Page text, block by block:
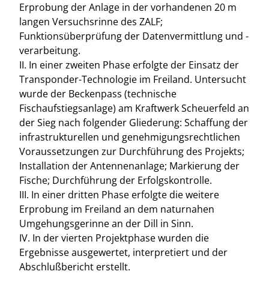
Erprobung der Anlage in der vorhandenen 20 m
langen Versuchsrinne des ZALF;
Funktionsüberprüfung der Datenvermittlung und -
verarbeitung.
II. In einer zweiten Phase erfolgte der Einsatz der
Transponder-Technologie im Freiland. Untersucht
wurde der Beckenpass (technische
Fischaufstiegsanlage) am Kraftwerk Scheuerfeld an
der Sieg nach folgender Gliederung: Schaffung der
infrastrukturellen und genehmigungsrechtlichen
Voraussetzungen zur Durchführung des Projekts;
Installation der Antennenanlage; Markierung der
Fische; Durchführung der Erfolgskontrolle.
III. In einer dritten Phase erfolgte die weitere
Erprobung im Freiland an dem naturnahen
Umgehungsgerinne an der Dill in Sinn.
IV. In der vierten Projektphase wurden die
Ergebnisse ausgewertet, interpretiert und der
Abschlußbericht erstellt.